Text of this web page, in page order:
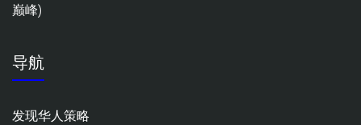
巅峰)
导航
发现华人策略